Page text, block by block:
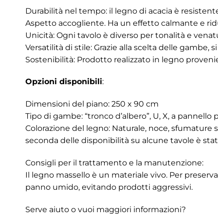
Durabilità nel tempo: il legno di acacia è
Aspetto accogliente. Ha un effetto calmante e
Unicità: Ogni tavolo è diverso per tonalità e
Versatilità di stile: Grazie alla scelta delle gambe,
Sostenibilità: Prodotto realizzato in legno
Opzioni disponibili:
Dimensioni del piano: 250 x 90 cm
Tipo di gambe: “tronco d’albero”, U, X, a
Colorazione del legno: Naturale, noce,
seconda delle disponibilità su alcune tavole è
Consigli per il trattamento e la manutenzione:
Il legno massello è un materiale vivo. Per
panno umido, evitando prodotti aggressivi.
Serve aiuto o vuoi maggiori informazioni?